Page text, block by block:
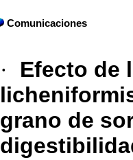
Comunicaciones
·
Efecto de
grano de